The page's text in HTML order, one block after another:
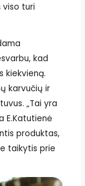
turi
kad
kiekvieną.
karvučių ir
„Tai yra
E.Katutienė
produktas,
taikytis prie